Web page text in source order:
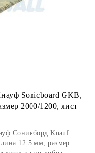
Sonicboard GKB,
2000/1200, лист
Соникборд Knauf
12.5 мм, размер